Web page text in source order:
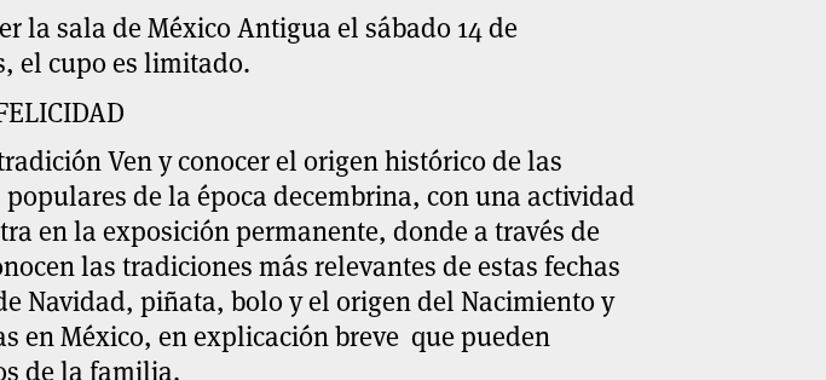
la sala de México Antigua el sábado 14 de
el cupo es limitado.
Ven y conocer el origen histórico de las
de la época decembrina, con una actividad
en la exposición permanente, donde a través de
las tradiciones más relevantes de estas fechas
Navidad, piñata, bolo y el origen del Nacimiento y
en México, en explicación breve que pueden
de la familia.